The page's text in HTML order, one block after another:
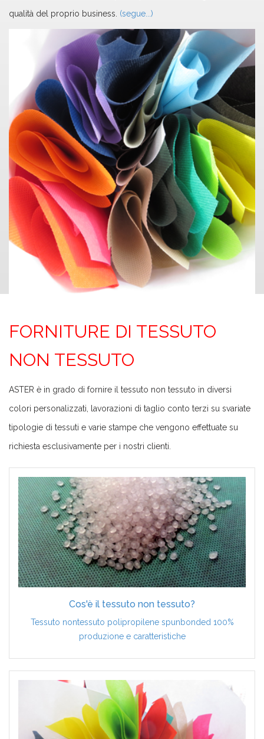
qualità del proprio business. (segue...)
FORNITURE DI TESSUTO
NON TESSUTO
ASTER è in grado di fornire il tessuto non tessuto in diversi
colori personalizzati, lavorazioni di taglio conto terzi su svariate
tipologie di tessuti e varie stampe che vengono effettuate su
richiesta esclusivamente per i nostri clienti.
Cos'è il tessuto non tessuto?
Tessuto nontessuto polipropilene spunbonded 100%
produzione e caratteristiche